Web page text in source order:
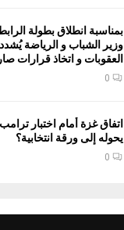
بمناسبة انطلاق بطولة
وزير الشباب و الرياضة
العقوبات و اتخاذ قرارات
0
اتفاق غزة أمام اختبار
يحوله إلى ورقة انتخابية؟
0